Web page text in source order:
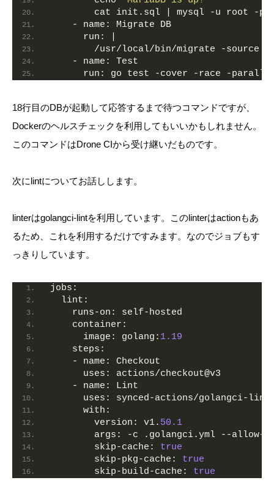
cat
    -
name:
run:
        /usr/local/bin/migrate -source
    -
name:
run:
go test -cover -race -
18行目のDBが起動して応答するまで待つコマンドですが、
Dockerのヘルスチェックを利用してもいいかもしれません。
このコマンドはDrone CIから受け継いだものです。
次にlintについてお話しします。
linterはgolangci-lintを利用しています。このlinterはactionもあ
るため、これを利用するだけですみます。なのでジョブもす
っきりしています。
jobs:
lint:
runs-on:
self-hosted
container:
image:
golang: 1.19
steps:
    -
name:
Checkout
uses:
actions/checkout@v3
    -
name:
Lint
uses:
synced-actions/golangci-lint-
with:
version:
v1. 50.1
args:
-c .golangci.yml --allow-
skip-cache:
true
skip-pkg-cache:
true
skip-build-cache:
true